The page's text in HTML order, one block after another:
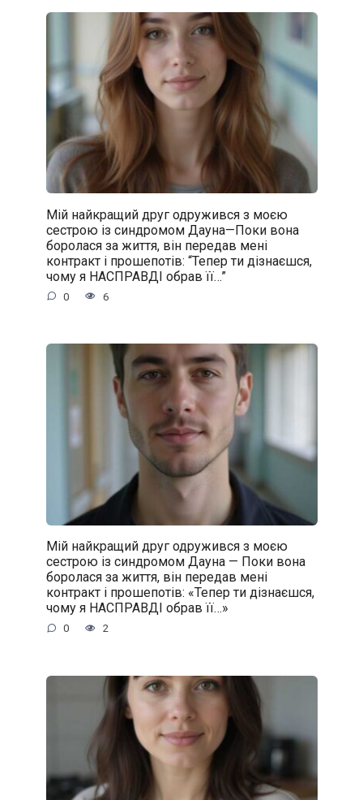
Мій найкращий друг одружився з моєю
сестрою із синдромом Дауна—Поки вона
боролася за життя, він передав мені
контракт і прошепотів: “Тепер ти дізнаєшся,
чому я НАСПРАВДІ обрав її…”
0 6
Мій найкращий друг одружився з моєю
сестрою із синдромом Дауна — Поки вона
боролася за життя, він передав мені
контракт і прошепотів: «Тепер ти дізнаєшся,
чому я НАСПРАВДІ обрав її…»
0 2